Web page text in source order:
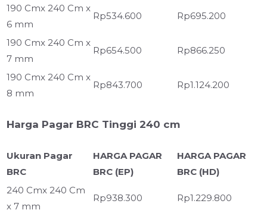
190 Cmx 240 Cm x
6 mm
Rp534.600 Rp695.200
190 Cmx 240 Cm x
7 mm
Rp654.500 Rp866.250
190 Cmx 240 Cm x
8 mm
Rp843.700 Rp1.124.200
Harga Pagar BRC Tinggi 240 cm
Ukuran Pagar
BRC
HARGA PAGAR
BRC (EP)
HARGA PAGAR
BRC (HD)
240 Cmx 240 Cm
x 7 mm
Rp938.300 Rp1.229.800